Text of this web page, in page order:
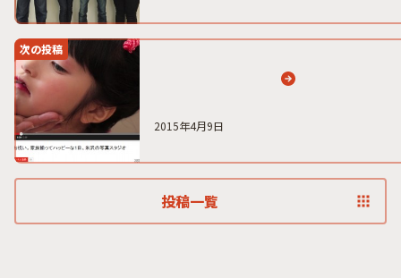
次の投稿
2015年4月9日
投稿一覧